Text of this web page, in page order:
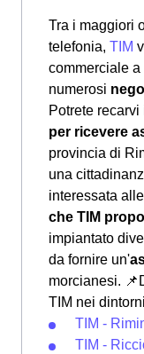
Tra i maggiori
telefonia, TIM
commerciale
numerosi
Potrete
per ricevere
provincia di
una
interessata alle
che TIM
impiantato
da fornire un'
morcianesi.
TIM nei
TIM -
TIM -